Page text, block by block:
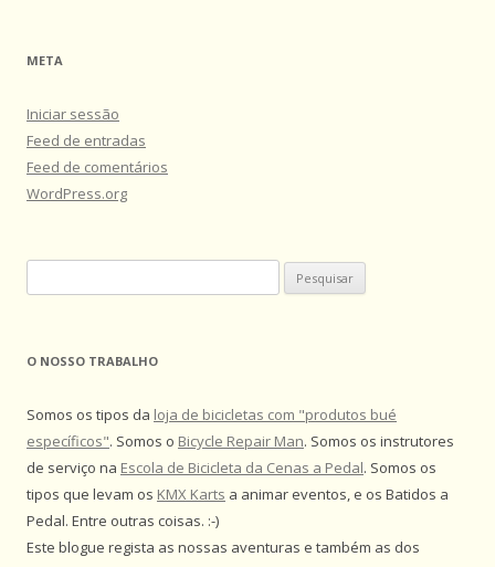
META
Iniciar sessão
Feed de entradas
Feed de comentários
WordPress.org
por:
O NOSSO TRABALHO
Somos os tipos da loja de bicicletas com "produtos bué
específicos". Somos o Bicycle Repair Man. Somos os instrutores
de serviço na Escola de Bicicleta da Cenas a Pedal. Somos os
tipos que levam os KMX Karts a animar eventos, e os Batidos a
Pedal. Entre outras coisas. :-)
Este blogue regista as nossas aventuras e também as dos